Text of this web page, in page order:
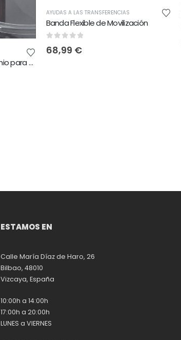
Asiento giratorio de aluminio para bañera
AYUDAS A LAS TRANSFERENCIAS
Banda Flexible de Movilización
68,99 €
ESTAMOS EN
Calle María Díaz de Haro, 26
Bilbao, 48010
Vizcaya, España
10:00h a 14:00h
17:00h a 20:00h
LUNES a VIERNES